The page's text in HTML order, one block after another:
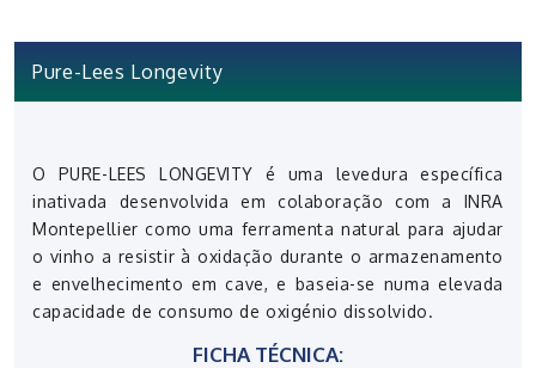
Pure-Lees Longevity
O PURE-LEES LONGEVITY é uma levedura específica
inativada desenvolvida em colaboração com a INRA
Montepellier como uma ferramenta natural para ajudar
o vinho a resistir à oxidação durante o armazenamento
e envelhecimento em cave, e baseia-se numa elevada
capacidade de consumo de oxigénio dissolvido.
FICHA TÉCNICA: